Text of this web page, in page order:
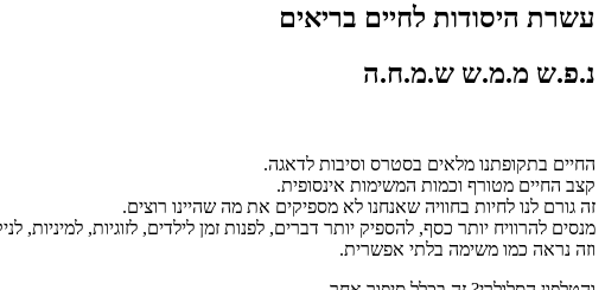
עשרת היסודות לחיים בריאים
נ.פ.ש מ.מ.ש ש.מ.ח.ה
החיים בתקופתנו מלאים בסטרס וסיבות לדאגה.
קצב החיים מטורף וכמות המשימות אינסופית.
זה גורם לנו לחיות בחוויה שאנחנו לא מספיקים את מה שהיינו רוצים.
מנסים להרוויח יותר כסף, להספיק יותר דברים, לפנות זמן לילדים, לזוגיות, למיניות,
וזה נראה כמו משימה בלתי אפשרית.